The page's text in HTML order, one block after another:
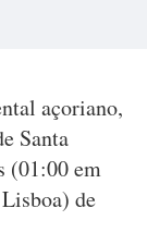
açoriano,
Santa
(01:00 em
de